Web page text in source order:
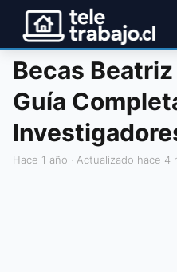
Becas
Guía
hace 1 año · Actualizado hace 4